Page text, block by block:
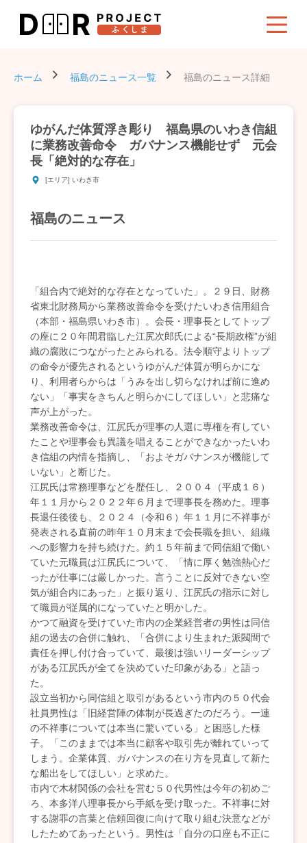
ホーム 福島のニュース一覧 福島のニュース詳細
ゆがんだ体質浮き彫り 福島県のいわき信組
に業務改善命令 ガバナンス機能せず 元会
長「絶対的な存在」
[エリア] いわき市
福島のニュース
「組合内で絶対的な存在となっていた」。２９日、財務
省東北財務局から業務改善命令を受けたいわき信用組合
（本部・福島県いわき市）。会長・理事長としてトップ
の座に２０年間君臨した江尻次郎氏による“長期政権”が組
織の腐敗につながったとみられる。法令順守よりトップ
の命令が優先されるというゆがんだ体質が明らかにな
り、利用者らからは「うみを出し切らなければ前に進め
ない」「事実をきちんと明らかにしてほしい」と悲痛な
声が上がった。
業務改善命令は、江尻氏が理事の人選に専権を有してい
たことや理事会も異議を唱えることができなかったいわ
き信組の内情を指摘し、「およそガバナンスが機能して
いない」と断じた。
江尻氏は常務理事などを歴任し、２００４（平成１６）
年１１月から２０２２年６月まで理事長を務めた。理事
長退任後後も、２０２４（令和６）年１１月に不祥事が
発表される直前の昨年１０月末まで会長職を担い、組織
への影響力を持ち続けた。約１５年前まで同信組で働い
ていた元職員は江尻氏について、「情に厚く勉強熱心だ
ったが仕事には厳しかった。言うことに反対できない空
気が組合内にあった」と振り返り、江尻氏の指示に対し
て職員が従属的になっていたと明かした。
かつて融資を受けていた市内の企業経営者の男性は同信
組の過去の合併に触れ、「合併により生まれた派閥間で
責任を押し付け合っていて、最後は強いリーダーシップ
がある江尻氏が全てを決めていた印象がある」と語っ
た。
設立当初から同信組と取引があるという市内の５０代会
社員男性は「旧経営陣の体制が長過ぎたのだろう。一連
の不祥事については本当に驚いている」と困惑した様
子。「このままでは本当に顧客や取引先が離れていって
しまう。企業体質、ガバナンスの在り方を見直して新た
な船出をしてほしい」と求めた。
市内で木材関係の会社を営む５０代男性は今年の初めご
ろ、本多洋八理事長から手紙を受け取った。不祥事に対
する謝罪の言葉と信頼回復に向けて取り組む決意などが
したためてあったという。男性は「自分の口座も不正に